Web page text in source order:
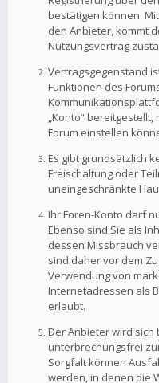
bestätigen können.
den Anbieter, kommt
Nutzungsvertrag
Vertragsgegenstand
Funktionen des
„Konto“ bereitgestellt,
Forum einstellen
Es gibt grundsätzlich
Freischaltung oder
uneingeschränkte
Ihr Foren-Konto darf
Ebenso sind Sie als
dessen Missbrauch
sind daher vor dem
Verwendung von
Internetadressen als
erlaubt.
Der Anbieter wird sich
unterbrechungsfrei
Sorgfalt können
werden, in denen die